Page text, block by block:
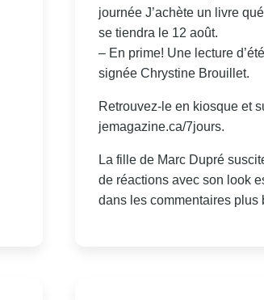
journée J’achète un livre
se tiendra le 12 août.
– En prime! Une lecture
signée Chrystine Brouillet.
Retrouvez-le en kiosque et
jemagazine.ca/7jours.
La fille de Marc Dupré
de réactions avec son look
dans les commentaires plus